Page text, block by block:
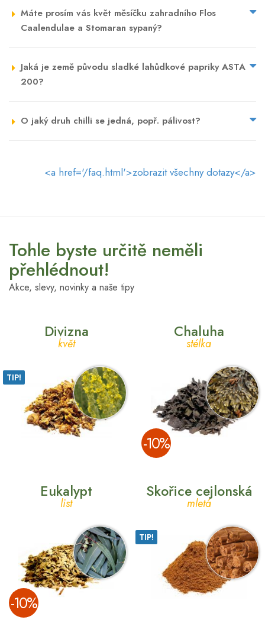
Máte prosím vás květ měsíčku zahradního Flos
Caalendulae a Stomaran sypaný?
Jaká je země původu sladké lahůdkové papriky ASTA
200?
O jaký druh chilli se jedná, popř. pálivost?
<a href='/faq.html'>zobrazit všechny dotazy</a>
Tohle byste určitě neměli
přehlédnout!
Akce, slevy, novinky a naše tipy
Divizna
květ
TIP!
Chaluha
stélka
­-10%
Eukalypt
list
­-10%
Skořice cejlonská
mletá
TIP!